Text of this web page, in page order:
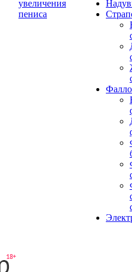
увеличения
пениса